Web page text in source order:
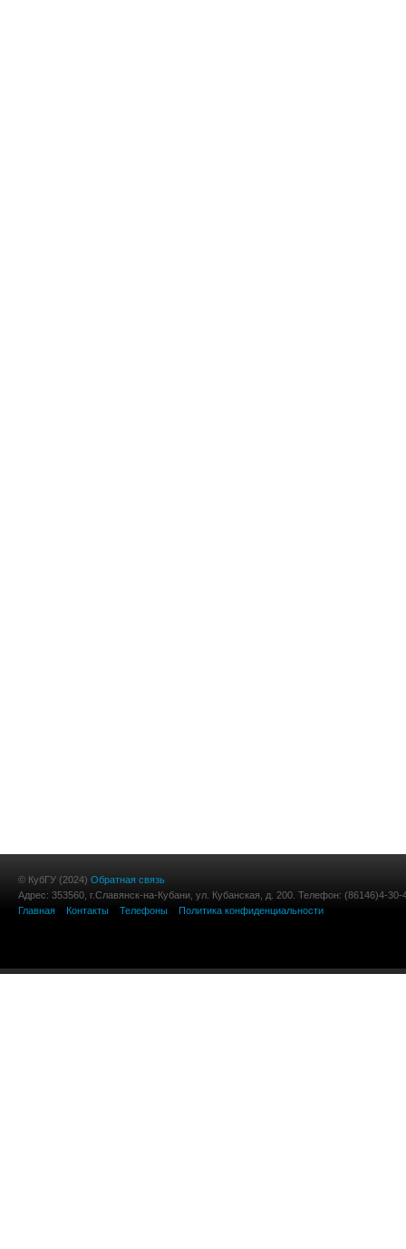
© КубГУ (2024) Обратная связь
Адрес: 353560, г.Славянск-на-Кубани, ул. Кубанская, д. 200. Телефон: (86146)4-30-
Главная
Контакты Телефоны Политика конфиденциальности